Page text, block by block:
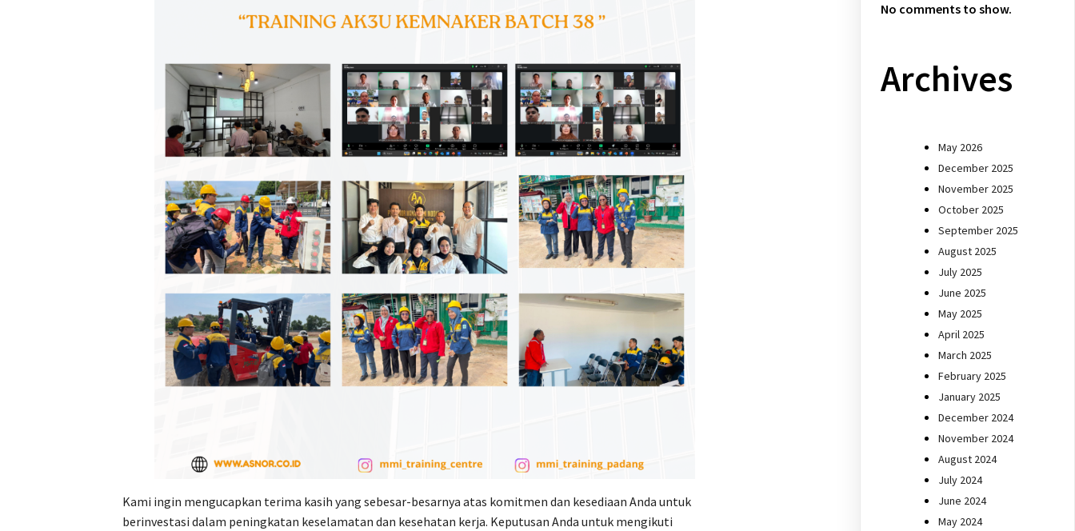
Kami ingin mengucapkan terima kasih yang sebesar-besarnya atas komitmen dan kesediaan Anda untuk
berinvestasi dalam peningkatan keselamatan dan kesehatan kerja. Keputusan Anda untuk mengikuti
No comments to show.
Archives
May 2026
December 2025
November 2025
October 2025
September 2025
August 2025
July 2025
June 2025
May 2025
April 2025
March 2025
February 2025
January 2025
December 2024
November 2024
August 2024
July 2024
June 2024
May 2024